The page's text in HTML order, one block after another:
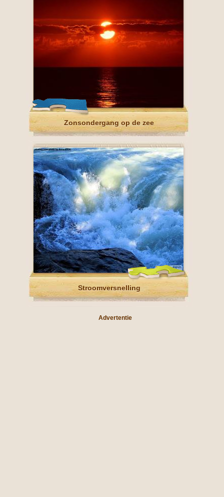
Zonsondergang op de zee
Stroomversnelling
Advertentie